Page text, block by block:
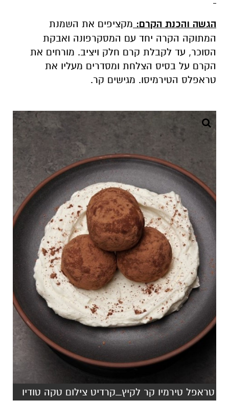
הגשה והכנת הקרם: מקציפים את השמנת
המתוקה הקרה יחד עם המסקרפונה ואבקת
הסוכר, עד לקבלת קרם חלק ויציב. מורחים את
הקרם על בסיס הצלחת ומסדרים מעליו את
טראפלס הטירמיסו. מגישים קר.
טראפל טירמיו קר לקיץ_קרדיט צילום טקה טודיו